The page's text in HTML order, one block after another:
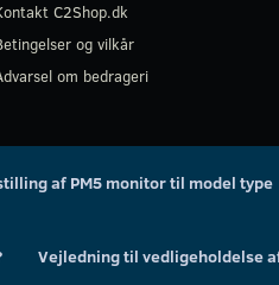
C2Shop.dk
og vilkår
om bedrageri
af PM5 monitor til model type
Vejledning til vedligeholdelse